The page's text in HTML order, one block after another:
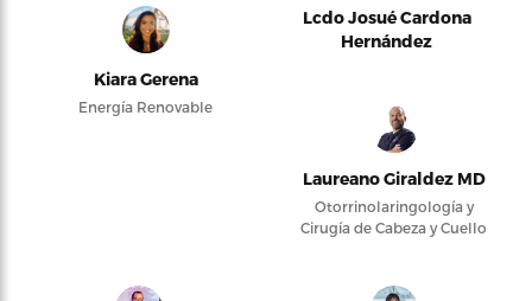
Kiara Gerena
Energía Renovable
Lcdo Josué Cardona
Hernández
Laureano Giraldez MD
Otorrinolaringología y
Cirugía de Cabeza y Cuello